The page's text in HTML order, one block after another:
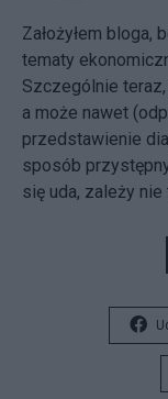
Założyłem bloga,
tematy
Szczególnie
a może nawet
przedstawienie
sposób
się uda, zależy